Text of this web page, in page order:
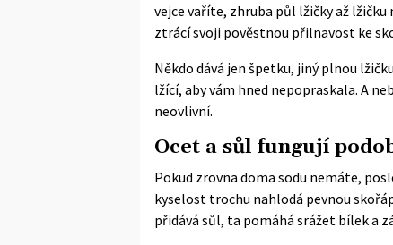
vejce vaříte, zhruba půl lžičky až
ztrácí svoji pověstnou přilnavost ke
Někdo dává jen špetku, jiný plnou
lžící, aby vám hned nepopraskala. A
neovlivní.
Ocet a sůl fungují
Pokud zrovna doma sodu nemáte,
kyselost trochu nahlodá pevnou
přidává sůl, ta pomáhá srážet bílek a